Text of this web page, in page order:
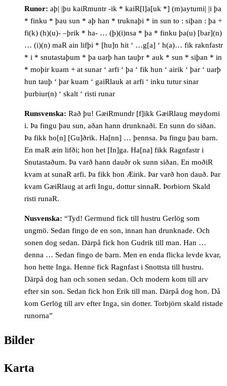
Runor: aþ| |þu kaiRmuntr -ik * kaiR[l]a[uk *] (m)aytumi| |i þa
* finku * þau sun * aþ han * truknaþi * in sun to : siþan : þa +
fi(k) (h)(u)- –þrik * ha- … (þ)(i)nsa * þa * finku þa(u) [bar](n)
… (i)(n) maR ain lifþi * [hu]n hit ‘ …g[a] ‘ h(a)… fik raknfastr
* i * snutastaþum * þa uarþ han tauþr * auk * sun * siþan * in
* moþir kuam + at sunar ‘ arfi ‘ þa ‘ fik hun ‘ airik ‘ þar ‘ uarþ
hun tauþ ‘ þar kuam ‘ gaiRlauk at arfi ‘ inku tutur sinar
þurbiur(n) ‘ skalt ‘ risti runar
Runsvenska: Rað þu! GæiRmundr [f]ikk GæiRlaug møydomi
i. Þa fingu þau sun, aðan hann drunknaði. En sunn do siðan.
Þa fikk ho[n] [Gu]ðrik. Ha[nn] … þennsa. Þa fingu þau barn.
En maR æin lifði; hon het [In]ga. Ha[na] fikk Ragnfastr i
Snutastaðum. Þa varð hann dauðr ok sunn siðan. En moðiR
kvam at sunaR arfi. Þa fikk hon Æirik. Þar varð hon dauð. Þar
kvam GæiRlaug at arfi Ingu, dottur sinnaR. Þorbiorn Skald
risti runaR.
Nusvenska: “Tyd! Germund fick till hustru Gerlög som
ungmö. Sedan fingo de en son, innan han drunknade. Och
sonen dog sedan. Därpå fick hon Gudrik till man. Han …
denna … Sedan fingo de barn. Men en enda flicka levde kvar,
hon hette Inga. Henne fick Ragnfast i Snottsta till hustru.
Därpå dog han och sonen sedan. Och modern kom till arv
efter sin son. Sedan fick hon Erik till man. Därpå dog hon. Då
kom Gerlög till arv efter Inga, sin dotter. Torbjörn skald ristade
runorna”
Bilder
Karta